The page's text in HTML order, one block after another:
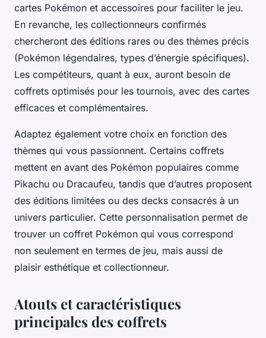
cartes Pokémon et accessoires pour faciliter le jeu.
En revanche, les collectionneurs confirmés
chercheront des éditions rares ou des thèmes précis
(Pokémon légendaires, types d’énergie spécifiques).
Les compétiteurs, quant à eux, auront besoin de
coffrets optimisés pour les tournois, avec des cartes
efficaces et complémentaires.
Adaptez également votre choix en fonction des
thèmes qui vous passionnent. Certains coffrets
mettent en avant des Pokémon populaires comme
Pikachu ou Dracaufeu, tandis que d’autres proposent
des éditions limitées ou des decks consacrés à un
univers particulier. Cette personnalisation permet de
trouver un coffret Pokémon qui vous correspond
non seulement en termes de jeu, mais aussi de
plaisir esthétique et collectionneur.
Atouts et caractéristiques
principales des coffrets